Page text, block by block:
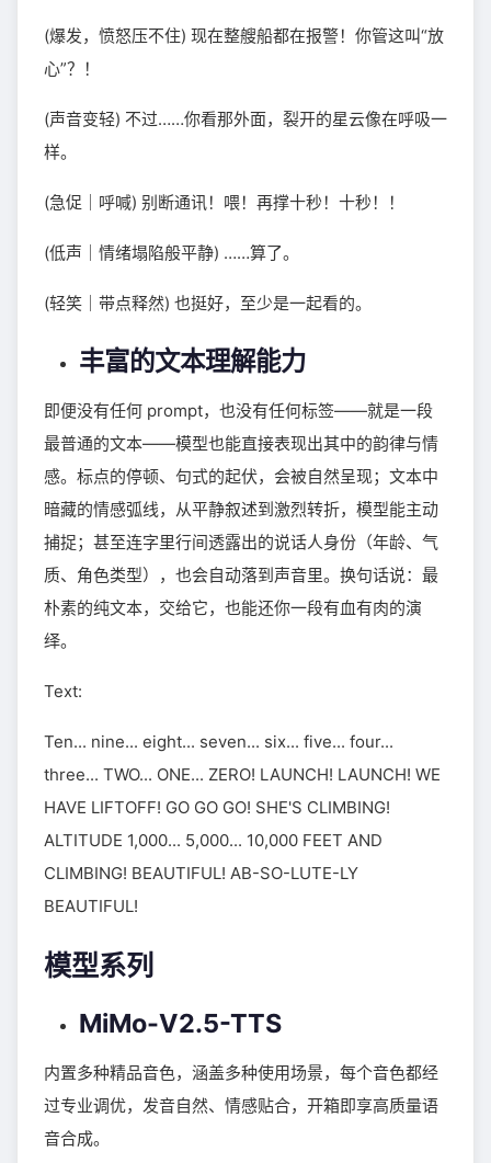
(爆发，愤怒压不住) 现在整艘船都在报警！你管这叫“放
心”？！
(声音变轻) 不过……你看那外面，裂开的星云像在呼吸一
样。
(急促｜呼喊) 别断通讯！喂！再撑十秒！十秒！！
(低声｜情绪塌陷般平静) ……算了。
(轻笑｜带点释然) 也挺好，至少是一起看的。
丰富的文本理解能力
即便没有任何 prompt，也没有任何标签——就是一段
最普通的文本——模型也能直接表现出其中的韵律与情
感。标点的停顿、句式的起伏，会被自然呈现；文本中
暗藏的情感弧线，从平静叙述到激烈转折，模型能主动
捕捉；甚至连字里行间透露出的说话人身份（年龄、气
质、角色类型），也会自动落到声音里。换句话说：最
朴素的纯文本，交给它，也能还你一段有血有肉的演
绎。
Text:
Ten... nine... eight... seven... six... five... four...
three... TWO... ONE... ZERO! LAUNCH! LAUNCH! WE
HAVE LIFTOFF! GO GO GO! SHE'S CLIMBING!
ALTITUDE 1,000... 5,000... 10,000 FEET AND
CLIMBING! BEAUTIFUL! AB-SO-LUTE-LY
BEAUTIFUL!
模型系列
MiMo-V2.5-TTS
内置多种精品音色，涵盖多种使用场景，每个音色都经
过专业调优，发音自然、情感贴合，开箱即享高质量语
音合成。